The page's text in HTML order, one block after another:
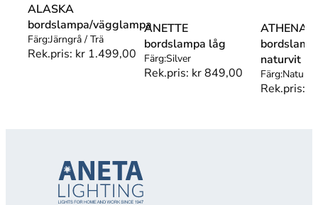
ALASKA
bordslampa/vägglampa
Färg:Järngrå / Trä
Rek.pris: kr1.499,00
ANETTE
bordslampa låg
Färg:Silver
Rek.pris: kr849,00
ATHENA
naturvit
Färg:Naturvit
Rek.pris: